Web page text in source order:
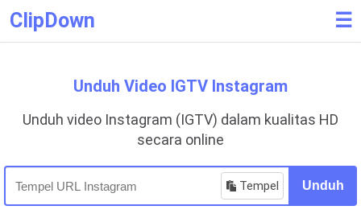
ClipDown ☰
Unduh Video IGTV Instagram
Unduh video Instagram (IGTV) dalam kualitas HD
secara online
Tempel Unduh